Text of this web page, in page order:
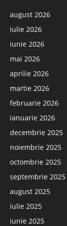
august 2026
iulie 2026
iunie 2026
mai 2026
aprilie 2026
martie 2026
februarie 2026
ianuarie 2026
decembrie 2025
noiembrie 2025
octombrie 2025
septembrie 2025
august 2025
iulie 2025
iunie 2025